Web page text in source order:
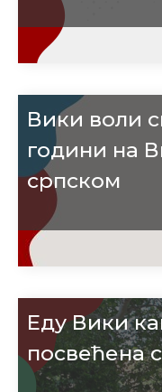
Вики воли
години на
српском
Еду Вики
посвећена